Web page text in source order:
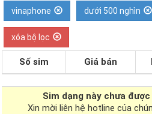
vinaphone dưới 500 nghìn
xóa bộ lọc
Số sim Giá bán
Sim dạng này chưa
Xin mời liên hệ hotline của